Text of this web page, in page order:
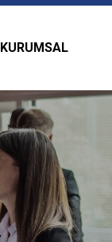
KURUMSAL